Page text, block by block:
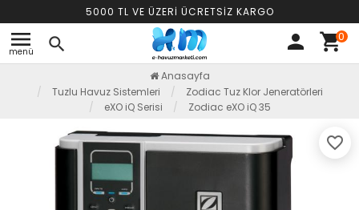
5000 TL VE ÜZERİ ÜCRETSİZ KARGO
menu
menü search person shopping_cart0
Anasayfa
Tuzlu Havuz Sistemleri
Zodiac Tuz Klor Jeneratörleri
eXO iQ Serisi
Zodiac eXO iQ 35
favorite_border